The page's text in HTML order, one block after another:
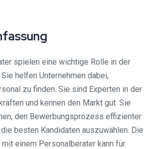
spielen eine wichtige Rolle in der
helfen Unternehmen dabei,
zu finden. Sie sind Experten in der
und kennen den Markt gut. Sie
den Bewerbungsprozess effizienter
besten Kandidaten auszuwählen. Die
einem Personalberater kann für